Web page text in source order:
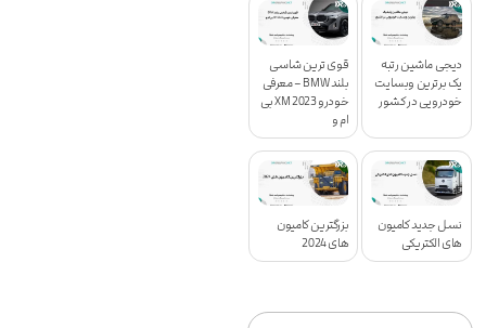
دیجی ماشین رتبه
یک برترین وبسایت
خودرویی در کشور
قوی ترین شاسی
بلند BMW – معرفی
خودرو XM 2023 بی
ام و
نسل جدید کامیون
های الکتریکی
بزرگترین کامیون
های 2024